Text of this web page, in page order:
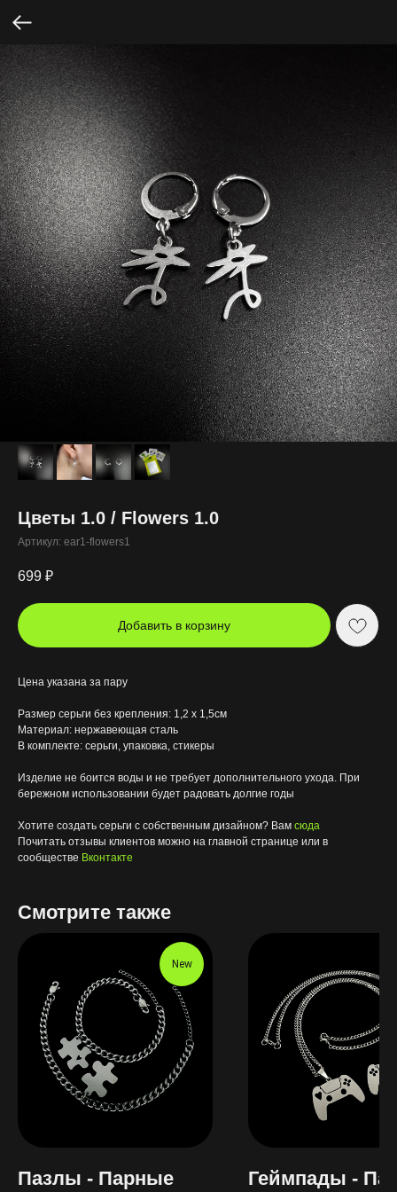
Цветы 1.0 / Flowers 1.0
Артикул: ear1-flowers1
699 ₽
Добавить в корзину
Цена указана за пару
Размер серьги без крепления: 1,2 х 1,5см
Материал: нержавеющая сталь
В комплекте: серьги, упаковка, стикеры
Изделие не боится воды и не требует дополнительного ухода. При
бережном использовании будет радовать долгие годы
Хотите создать серьги с собственным дизайном? Вам сюда
Почитать отзывы клиентов можно на главной странице или в
сообществе Вконтакте
Смотрите также
New
Пазлы - Парные Геймпады -